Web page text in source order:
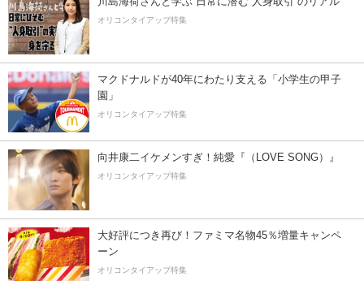
オリコンタイアップ特集
マクドナルドが40年にわたり支える「小学生の甲子
園」
オリコンタイアップ特集
向井康二イケメンすぎ！純愛『（LOVE SONG）』
オリコンタイアップ特集
大好評につき再び！ファミマ名物45％増量キャンペ
ーン
オリコンタイアップ特集